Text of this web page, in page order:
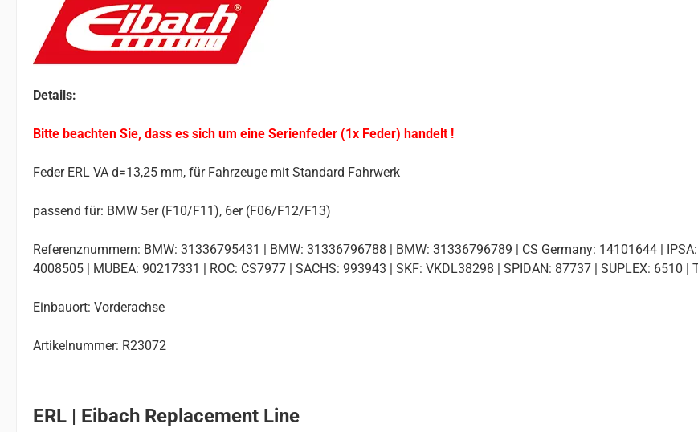
Details:
Bitte beachten Sie, dass es sich um eine Serienfeder (1x Feder) handelt !
Feder ERL VA d=13,25 mm, für Fahrzeuge mit Standard Fahrwerk
passend für: BMW 5er (F10/F11), 6er (F06/F12/F13)
Referenznummern: BMW: 31336795431 | BMW: 31336796788 | BMW: 31336796789 | CS Germany: 14101644 |
4008505 | MUBEA: 90217331 | ROC: CS7977 | SACHS: 993943 | SKF: VKDL38298 | SPIDAN: 87737 | SUPLEX: 6510 |
Einbauort: Vorderachse
Artikelnummer: R23072
ERL | Eibach Replacement Line